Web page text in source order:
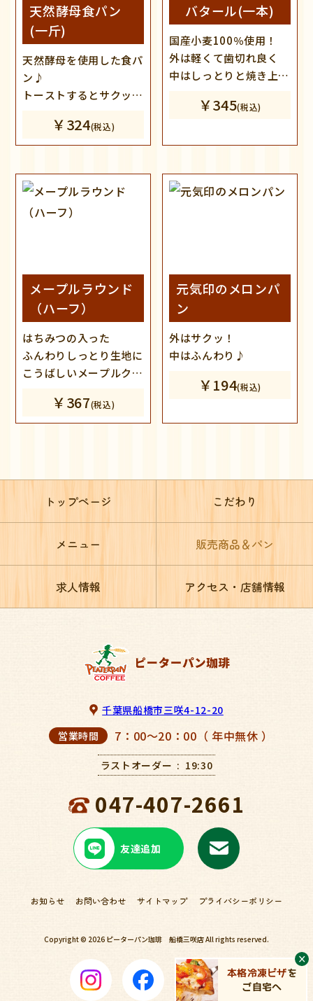
天然酵母食パン
(一斤)
天然酵母を使用した食パ
ン♪
トーストするとサクッと
また美味しい♪
￥324(税込)
バタール(一本)
国産小麦100％使用！
外は軽くて歯切れ良く
中はしっとりと焼き上げ
※都合により土日祝日数
￥345(税込)
メープルラウンド
（ハーフ）
はちみつの入った
ふんわりしっとり生地に
こうばしいメープルク
たっぷり折り込みまし
た。
￥367(税込)
元気印のメロンパ
ン
外はサクッ！
中はふんわり♪
￥194(税込)
本格冷凍ピザを
ご自宅へ
トップページ こだわり
メニュー 販売商品＆パン
求人情報 アクセス・店舗情報
千葉県船橋市三咲4-12-20
営業時間
7：00～20：00（ 年中無休 ）
ラストオーダー 19:30
047-407-2661
友達追加
お知らせ お問い合わせ サイトマップ プライバシーポリシー
Copyright © 2026 ピーターパン珈琲 船橋三咲店All rights reserved.